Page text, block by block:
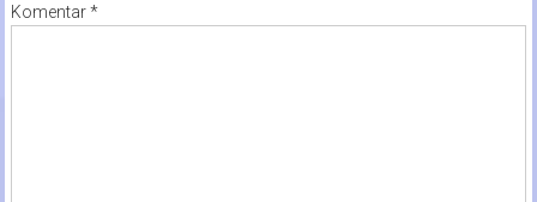
Komentar*